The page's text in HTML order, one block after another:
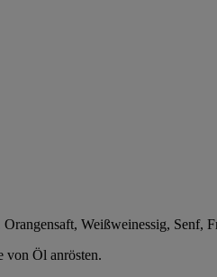
Weißweinessig,
von Öl anrösten.